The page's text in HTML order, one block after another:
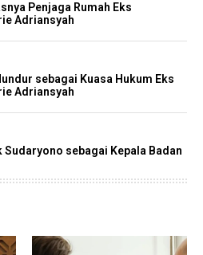
Penjaga Rumah Eks
Adriansyah
sebagai Kuasa Hukum Eks
Adriansyah
Sudaryono sebagai Kepala Badan